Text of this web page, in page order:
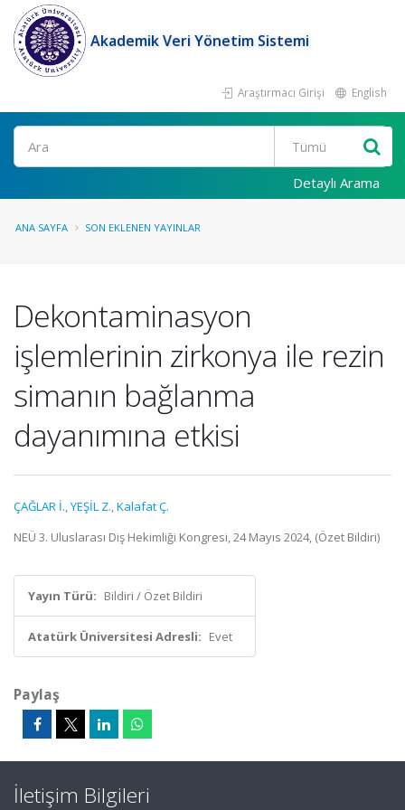
Akademik Veri Yönetim Sistemi
Araştırmacı Girişi English
Ara
Detaylı Arama
ANA SAYFA SON EKLENEN YAYINLAR
Dekontaminasyon
işlemlerinin zirkonya ile rezin
simanın bağlanma
dayanımına etkisi
ÇAĞLAR İ.,YEŞİL Z.,Kalafat Ç.
NEÜ 3. Uluslarası Diş Hekimliği Kongresi, 24 Mayıs 2024, (Özet Bildiri)
Yayın Türü: Bildiri / Özet Bildiri
Atatürk Üniversitesi Adresli: Evet
Paylaş
İletişim Bilgileri